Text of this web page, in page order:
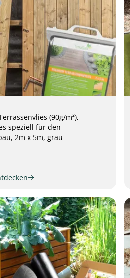
(90g/m²),
speziell für den
2m x 5m, grau